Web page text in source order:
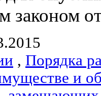
законом
, Порядка
и